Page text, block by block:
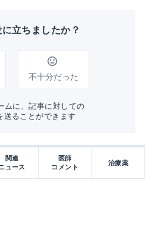
立ちましたか？
不十分だった
ムに、記事に対しての
送ることができます
関連
ュース
医師
コメント
治療薬